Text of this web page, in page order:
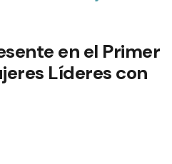
en el Primer
Líderes con